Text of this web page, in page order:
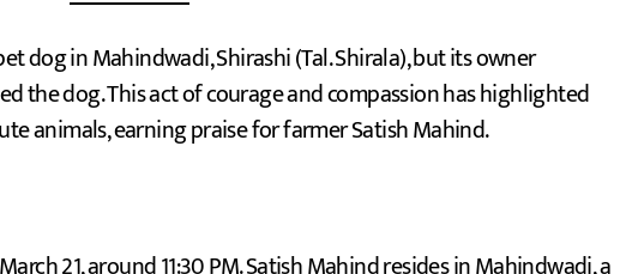
dog in Mahindwadi, Shirashi (Tal. Shirala), but its owner
the dog. This act of courage and compassion has highlighted
animals, earning praise for farmer Satish Mahind.